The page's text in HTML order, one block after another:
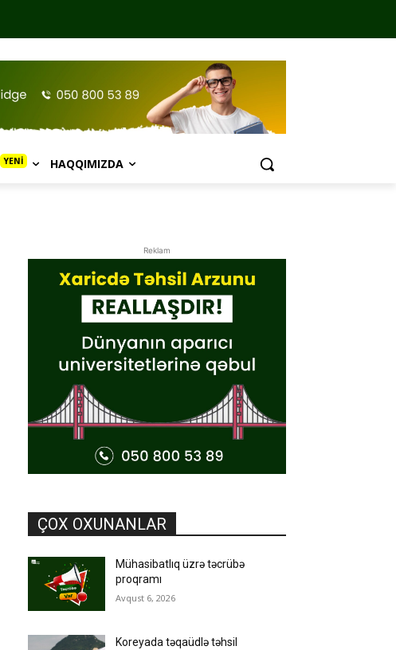
YENİ HAQQIMIZDA
Reklam
ÇOX OXUNANLAR
Mühasibatlıq üzrə təcrübə
proqramı
Avqust 6, 2026
Koreyada təqaüdlə təhsil